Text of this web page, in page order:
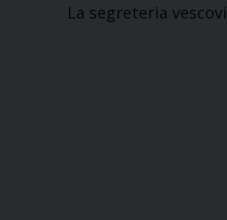
La segreteria